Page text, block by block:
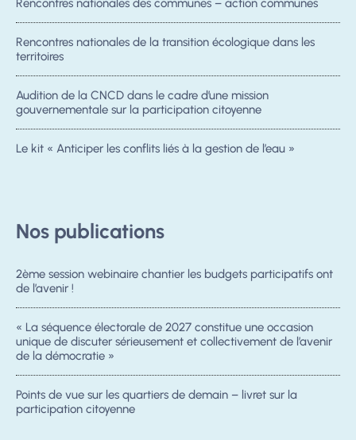
Rencontres nationales des communes – action communes
Rencontres nationales de la transition écologique dans les
territoires
Audition de la CNCD dans le cadre d’une mission
gouvernementale sur la participation citoyenne
Le kit « Anticiper les conflits liés à la gestion de l’eau »
Nos publications
2ème session webinaire chantier les budgets participatifs ont
de l’avenir !
« La séquence électorale de 2027 constitue une occasion
unique de discuter sérieusement et collectivement de l’avenir
de la démocratie »
Points de vue sur les quartiers de demain – livret sur la
participation citoyenne